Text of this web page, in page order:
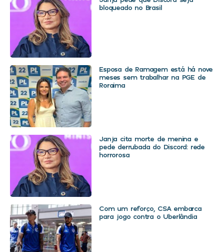
bloqueado no Brasil
Esposa de Ramagem está há nove
meses sem trabalhar na PGE de
Roraima
Janja cita morte de menina e
pede derrubada do Discord: rede
horrorosa
Com um reforço, CSA embarca
para jogo contra o Uberlândia